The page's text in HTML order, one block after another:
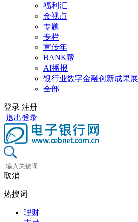
福利汇
金视点
专题
专栏
宣传年
BANK帮
AI播报
银行业数字金融创新成果展
全部
登录 注册
退出登录
取消
热搜词
理财